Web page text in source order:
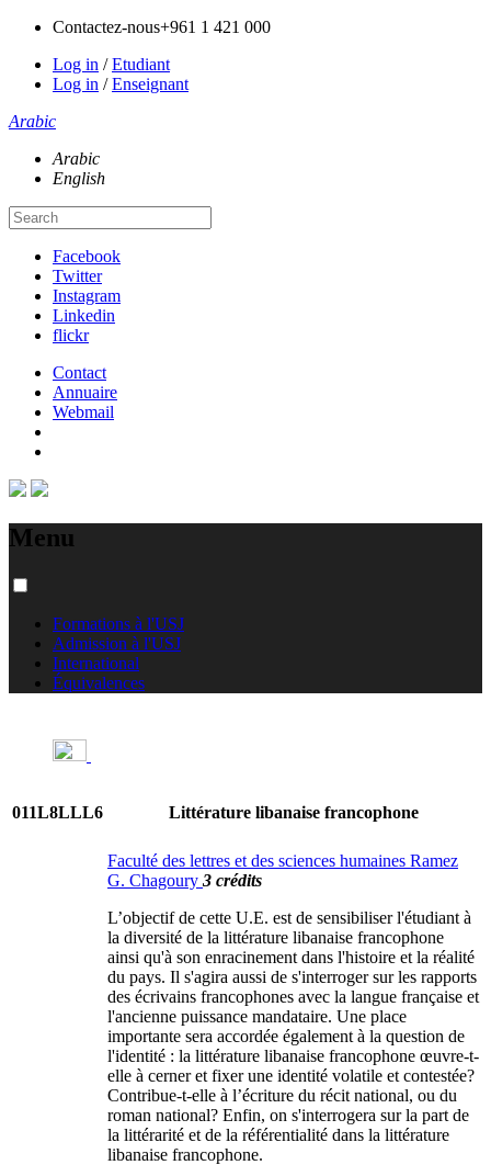
Contactez-nous+961 1 421 000
Log in /Etudiant
Log in /Enseignant
Arabic
Arabic
English
Facebook
Twitter
Instagram
Linkedin
flickr
Contact
Annuaire
Webmail
Menu
Formations à l'USJ
Admission à l'USJ
International
Équivalences
011L8LLL6 Littérature libanaise francophone
Faculté des lettres et des sciences humaines Ramez
G. Chagoury 3 crédits
L’objectif de cette U.E. est de sensibiliser l'étudiant à
la diversité de la littérature libanaise francophone
ainsi qu'à son enracinement dans l'histoire et la réalité
du pays. Il s'agira aussi de s'interroger sur les rapports
des écrivains francophones avec la langue française et
l'ancienne puissance mandataire. Une place
importante sera accordée également à la question de
l'identité : la littérature libanaise francophone œuvre-t-
elle à cerner et fixer une identité volatile et contestée?
Contribue-t-elle à l’écriture du récit national, ou du
roman national? Enfin, on s'interrogera sur la part de
la littérarité et de la référentialité dans la littérature
libanaise francophone.